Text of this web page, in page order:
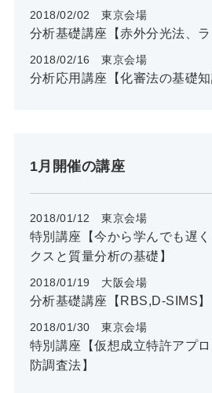
2018/02/02 東京会場
分析基礎講座【赤外分光法、ラ
2018/02/16 東京会場
分析応用講座【化審法の基礎知
1月開催の講座
2018/01/12 東京会場
特別講座【今から学んでも遅
クスと質量分析の基礎】
2018/01/19 大阪会場
分析基礎講座【RBS,D-SIMS】
2018/01/30 東京会場
特別講座【仮想成立特許アプ
防調査法】